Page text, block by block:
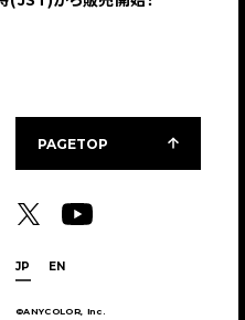
JP EN
©ANYCOLOR, Inc.
PAGETOP